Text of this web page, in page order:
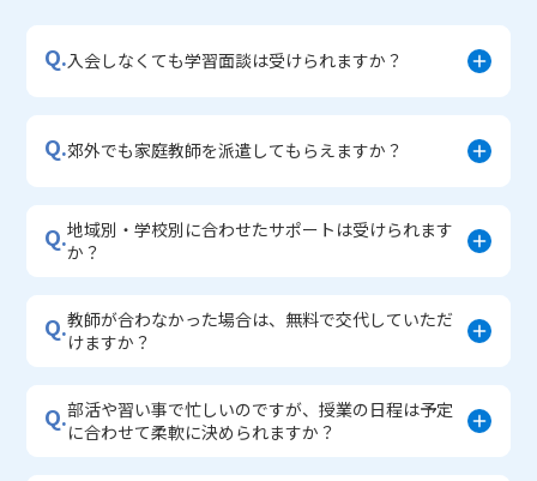
・学習習慣定着コース
Q.入会しなくても学習面談は受けられますか？
Q.郊外でも家庭教師を派遣してもらえますか？
Q.地域別・学校別に合わせたサポートは受けられます
か？
Q.教師が合わなかった場合は、無料で交代していただ
けますか？
Q.部活や習い事で忙しいのですが、授業の日程は予定
に合わせて柔軟に決められますか？